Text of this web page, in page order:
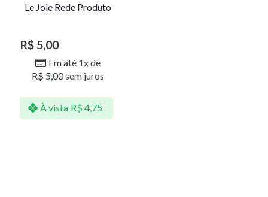
Le Joie Rede Produto
R$ 5,00
Em até 1x de
R$ 5,00sem juros
À vista R$ 4,75